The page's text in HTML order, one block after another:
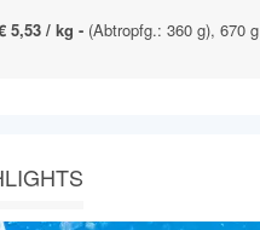
5,53 / kg - (Abtropfg.: 360 g), 670 g